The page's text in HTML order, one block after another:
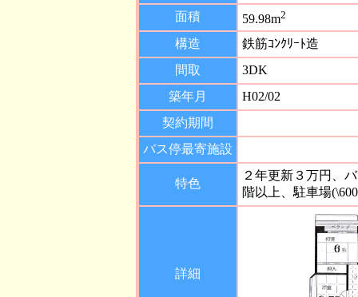
面積
59.98m2
構造
鉄筋ｺﾝｸﾘｰﾄ造
間取
3DK
築年月
H02/02
契約期間
バス停最寄施設
特色
２年更新３万円、
階以上、駐車場
詳細